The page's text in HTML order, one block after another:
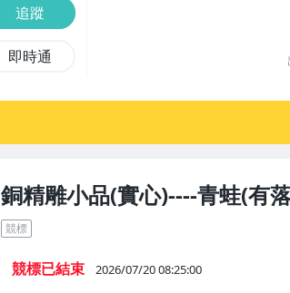
銅精雕小品(實心)----青蛙(有
競標
競標已結束 2026/07/20 08:25:00
追蹤
即時通